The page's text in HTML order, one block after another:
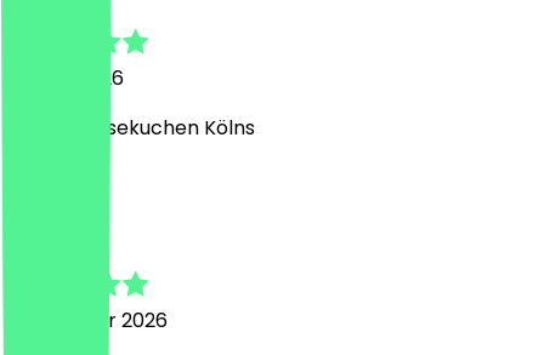
2. April 2026
besten Käsekuchen Kölns
22. Februar 2026